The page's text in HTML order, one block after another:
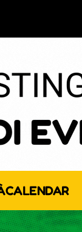
CALENDAR